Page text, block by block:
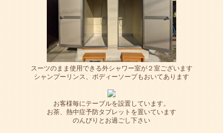
スーツのまま使用できる外シャワー室が２室ございます
シャンプーリンス、ボディーソープもおいてあります
お客様毎にテーブルを設置しています。
お茶、熱中症予防タブレットを置いています
のんびりとお過ごし下さい